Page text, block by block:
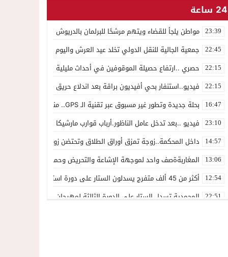
24 ساعة
23:39 مواطن يلجأ للقضاء ويتهم مرشحًا للبرلمان بالدريوش بالاستيلاء على 22 مليون سنتيم
22:45 جمعية الجالية للنقل الدولي تخلد عيد العرش واليوم الوطني للمهاجر
22:15 حصري ..ارتفاع حصيلة الموقوفين في أحداث مليلية إلى 82 شخصًا وتحقيقات تقود إلى متابعات جنائية ثقيلة
22:15 فيديو..استنفار بحي أفيديون براقة بعد اندلاع حريق داخل ضيعة فلاحية
16:47 بحلة جديدة وتطور غير مسبوق عبر تقنية الـ GPS.. منصة “مرحباناظور” تعزز مكانتها كوجهة أولى لسكان إقليمي الناظور والدريوش
23:10 فيديو ..بعد تدخل عامل الناظور.أرباب قوارب مارشيكا يعلقون احتجاجهم
14:57 داخل المحكمة..زوجة تمزق أوراق الطلاق وتحتضن زوجها في لحظة
13:06 المغاربةةصف واحد لموجهة الإشاعة والتحريض وحملات التضليل
12:54 أكثر من 45 ألف متفرج يسدلون الستار على دورة استثنائية للمهرجان المتوسطي بالناظور
22:51 المحمدية تسدل الستار على الدورة الثالثة لمهرجان العيطة المرساوية